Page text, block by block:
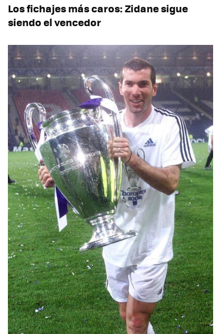
Los fichajes más caros: Zidane sigue
siendo el vencedor